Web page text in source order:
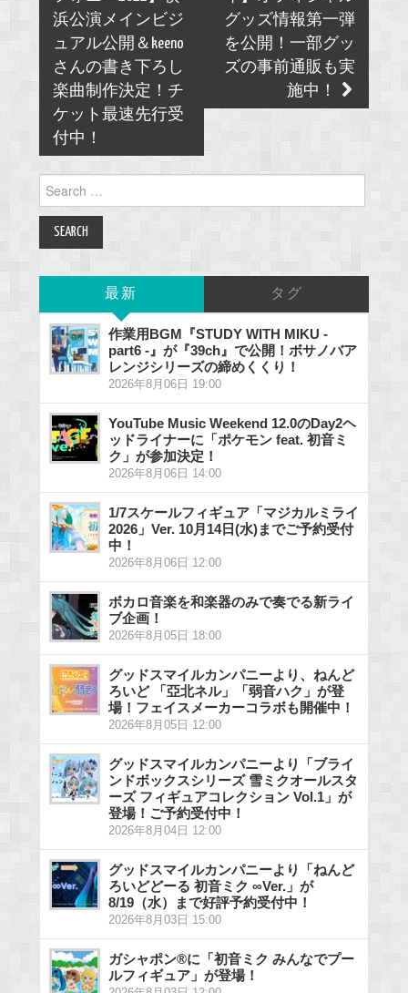
浜公演メインビジ
ュアル公開＆keeno
さんの書き下ろし
楽曲制作決定！チ
ケット最速先行受
付中！
グッズ情報第一弾
を公開！一部グッ
ズの事前通販も実
施中！
Search
for:
最新 タグ
作業用BGM『STUDY WITH MIKU -
part6 -』が『39ch』で公開！ボサノバア
レンジシリーズの締めくくり！
2026年8月06日 19:00
YouTube Music Weekend 12.0のDay2ヘ
ッドライナーに「ポケモン feat. 初音ミ
ク」が参加決定！
2026年8月06日 14:00
1/7スケールフィギュア「マジカルミライ
2026」Ver. 10月14日(水)までご予約受付
中！
2026年8月06日 12:00
ボカロ音楽を和楽器のみで奏でる新ライ
ブ企画！
2026年8月05日 18:00
グッドスマイルカンパニーより、ねんど
ろいど 「亞北ネル」「弱音ハク」が登
場！フェイスメーカーコラボも開催中！
2026年8月05日 12:00
グッドスマイルカンパニーより「ブライ
ンドボックスシリーズ 雪ミクオールスタ
ーズ フィギュアコレクション Vol.1」が
登場！ご予約受付中！
2026年8月04日 12:00
グッドスマイルカンパニーより「ねんど
ろいどどーる 初音ミク ∞Ver.」が
8/19（水）まで好評予約受付中！
2026年8月03日 15:00
ガシャポン®に「初音ミク みんなでプー
ルフィギュア」が登場！